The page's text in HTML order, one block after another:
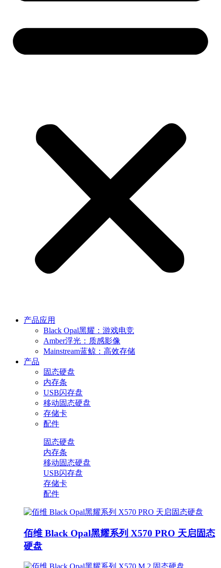
产品应用
Black Opal黑耀：游戏电竞
Amber浮光：质感影像
Mainstream蓝鲸：高效存储
产品
固态硬盘
内存条
USB闪存盘
移动固态硬盘
存储卡
配件
固态硬盘
内存条
移动固态硬盘
USB闪存盘
存储卡
配件
佰维 Black Opal黑耀系列 X570 PRO 天启固态
硬盘